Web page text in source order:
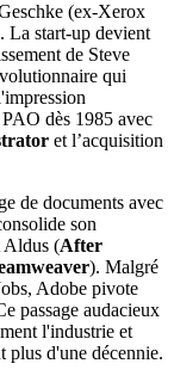
(ex-Xerox
La start-up devient
de Steve
qui
dès 1985 avec
et l’acquisition
de documents avec
son
Aldus (After
). Malgré
Adobe pivote
passage audacieux
l'industrie et
plus d'une décennie.